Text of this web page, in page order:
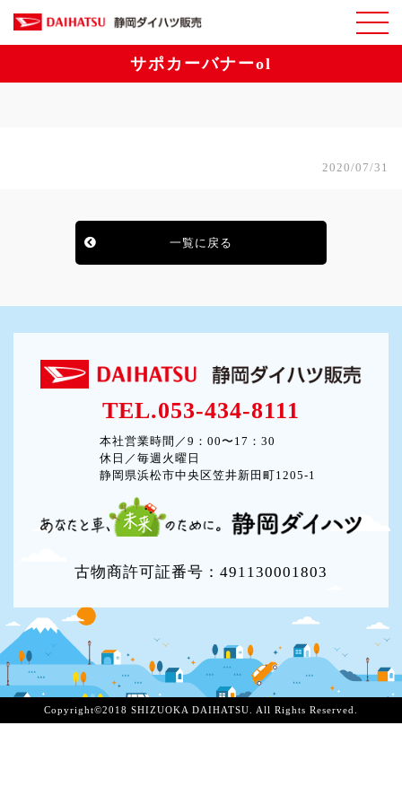
サポカーバナーol
2020/07/31
一覧に戻る
TEL.053-434-8111
本社営業時間／9：00〜17：30
休日／毎週火曜日
静岡県浜松市中央区笠井新田町1205-1
古物商許可証番号：491130001803
Copyright©2018 SHIZUOKA DAIHATSU. All Rights Reserved.